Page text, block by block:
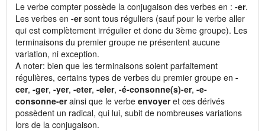
Le verbe compter possède la conjugaison des verbes en : -er.
Les verbes en -ersont tous réguliers (sauf pour le verbe aller
qui est complètement irrégulier et donc du 3ème groupe). Les
terminaisons du premier groupe ne présentent aucune
variation, ni exception.
A noter: bien que les terminaisons soient parfaitement
régulières, certains types de verbes du premier groupe en -
cer, -ger, -yer, -eter, -eler, -é-consonne(s)-er, -e-
consonne-erainsi que le verbe envoyeret ces dérivés
possèdent un radical, qui lui, subit de nombreuses variations
lors de la conjugaison.